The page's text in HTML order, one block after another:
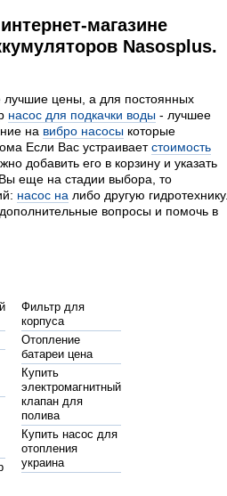
магазине
Nasosplus.
лучшие цены, а для постоянных
насос для подкачки воды - лучшее
на вибро насосы которые
Если Вас устраиваетстоимость
добавить его в корзину и указать
еще на стадии выбора, то
насос на либо другую гидротехнику.
вопросы и помочь в
Фильтр для
корпуса
Отопление
батареи цена
Купить
электромагнитный
клапан для
полива
Купить насос для
отопления
украина